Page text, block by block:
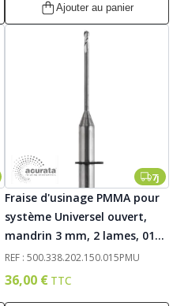
Ajouter au panier
7j
Fraise d'usinage PMMA pour
système Universel ouvert,
mandrin 3 mm, 2 lames, 015.
Acurata
REF : 500.338.202.150.015PMU
36,00 €